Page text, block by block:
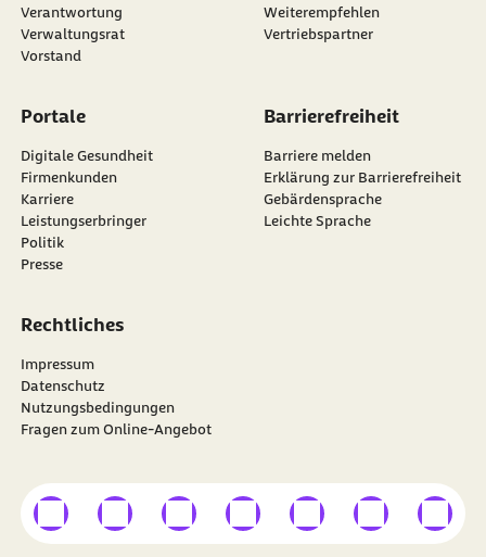
Verantwortung
Verwaltungsrat
Vorstand
externer Link:
Weiterempfehlen
Vertriebspartner
Portale
Digitale Gesundheit
Firmenkunden
Karriere
Leistungserbringer
Politik
Presse
Barrierefreiheit
Barriere melden
Erklärung zur Barrierefreiheit
Gebärdensprache
Leichte Sprache
Rechtliches
Impressum
Datenschutz
Nutzungsbedingungen
Fragen zum Online-Angebot
Besuchen Sie dieBARMER auf
externer Linkexterner Linkexterner Linkexterner Linkexterner Linkexterner Link